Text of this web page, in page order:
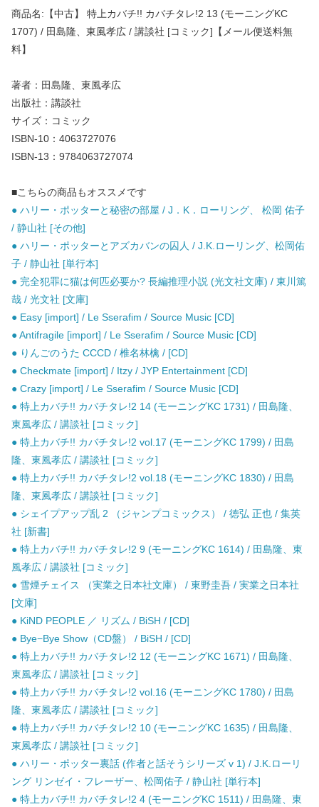
商品名:【中古】 特上カバチ!! カバチタレ!2 13 (モーニングKC
1707) / 田島隆、東風孝広 / 講談社 [コミック]【メール便送料無
料】
著者：田島隆、東風孝広
出版社：講談社
サイズ：コミック
ISBN-10：4063727076
ISBN-13：9784063727074
■こちらの商品もオススメです
● ハリー・ポッターと秘密の部屋 / J．K．ローリング、 松岡 佑子
/ 静山社 [その他]
● ハリー・ポッターとアズカバンの囚人 / J.K.ローリング、松岡佑
子 / 静山社 [単行本]
● 完全犯罪に猫は何匹必要か? 長編推理小説 (光文社文庫) / 東川篤
哉 / 光文社 [文庫]
● Easy [import] / Le Sserafim / Source Music [CD]
● Antifragile [import] / Le Sserafim / Source Music [CD]
● りんごのうた CCCD / 椎名林檎 / [CD]
● Checkmate [import] / Itzy / JYP Entertainment [CD]
● Crazy [import] / Le Sserafim / Source Music [CD]
● 特上カバチ!! カバチタレ!2 14 (モーニングKC 1731) / 田島隆、
東風孝広 / 講談社 [コミック]
● 特上カバチ!! カバチタレ!2 vol.17 (モーニングKC 1799) / 田島
隆、東風孝広 / 講談社 [コミック]
● 特上カバチ!! カバチタレ!2 vol.18 (モーニングKC 1830) / 田島
隆、東風孝広 / 講談社 [コミック]
● シェイプアップ乱 2 （ジャンプコミックス） / 徳弘 正也 / 集英
社 [新書]
● 特上カバチ!! カバチタレ!2 9 (モーニングKC 1614) / 田島隆、東
風孝広 / 講談社 [コミック]
● 雪煙チェイス （実業之日本社文庫） / 東野圭吾 / 実業之日本社
[文庫]
● KiND PEOPLE ／ リズム / BiSH / [CD]
● Bye−Bye Show（CD盤） / BiSH / [CD]
● 特上カバチ!! カバチタレ!2 12 (モーニングKC 1671) / 田島隆、
東風孝広 / 講談社 [コミック]
● 特上カバチ!! カバチタレ!2 vol.16 (モーニングKC 1780) / 田島
隆、東風孝広 / 講談社 [コミック]
● 特上カバチ!! カバチタレ!2 10 (モーニングKC 1635) / 田島隆、
東風孝広 / 講談社 [コミック]
● ハリー・ポッター裏話 (作者と話そうシリーズ v 1) / J.K.ローリ
ング リンゼイ・フレーザー、松岡佑子 / 静山社 [単行本]
● 特上カバチ!! カバチタレ!2 4 (モーニングKC 1511) / 田島隆、東